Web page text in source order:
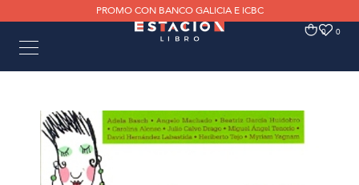
PROMO CON BANCO GALICIA E ICBC
0 0